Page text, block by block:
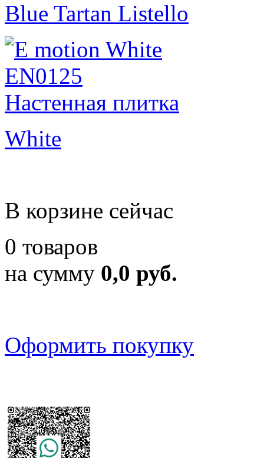
Blue Tartan Listello
White
В корзине сейчас
0 товаров
на сумму 0,0 руб.
Оформить покупку